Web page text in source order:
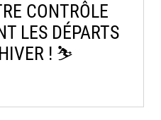
CONTRÔLE
LES DÉPARTS
! ⛷️​